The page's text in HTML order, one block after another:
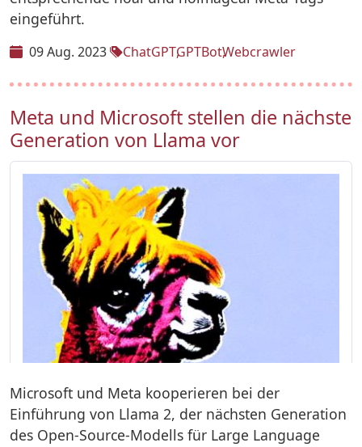
eingeführt.
09 Aug. 2023 ChatGPTGPTBotWebcrawler
Meta und Microsoft stellen die nächste
Generation von Llama vor
Microsoft und Meta kooperieren bei der
Einführung von Llama 2, der nächsten Generation
des Open-Source-Modells für Large Language